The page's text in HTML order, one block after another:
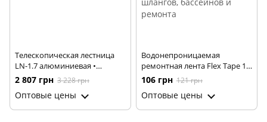
Телескопическая лестница
LN-1.7 алюминиевая •
Складная лестница-
стремянка LN-1.7 на 6
ступеней для дома и ремонта
2 807 грн 3 228 грн
Оптовые цены
Водонепроницаемая
ремонтная лента Flex Tape 1,3
м для герметизации
протечек • Клейкая скотч-
лента Flex Tape 1,3 м для труб,
шлангов, бассейнов и
106 грн 121 грн
Оптовые цены